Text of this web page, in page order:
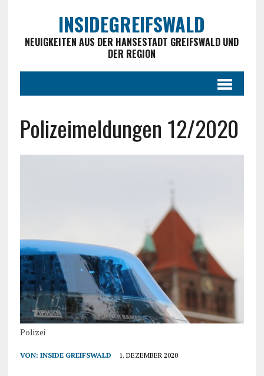
INSIDEGREIFSWALD
NEUIGKEITEN AUS DER HANSESTADT GREIFSWALD UND
DER REGION
Polizeimeldungen 12/2020
Polizei
VON: INSIDE GREIFSWALD 1. DEZEMBER 2020